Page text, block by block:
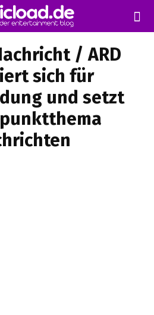
/ ARD
sich für
und setzt